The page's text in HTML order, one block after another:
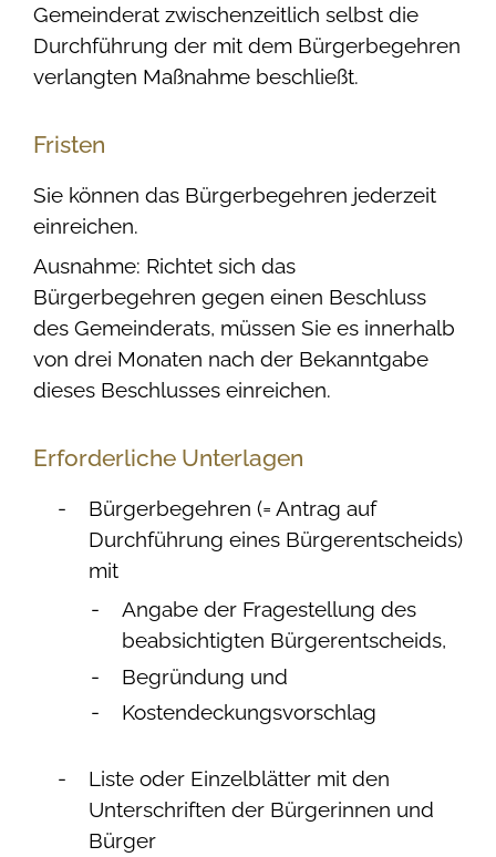
Gemeinderat zwischenzeitlich selbst die
Durchführung der mit dem Bürgerbegehren
verlangten Maßnahme beschließt.
Fristen
Sie können das Bürgerbegehren jederzeit
einreichen.
Ausnahme: Richtet sich das
Bürgerbegehren gegen einen Beschluss
des Gemeinderats, müssen Sie es innerhalb
von drei Monaten nach der Bekanntgabe
dieses Beschlusses einreichen.
Erforderliche Unterlagen
Bürgerbegehren (= Antrag auf
Durchführung eines Bürgerentscheids)
mit
Angabe der Fragestellung des
beabsichtigten Bürgerentscheids,
Begründung und
Kostendeckungsvorschlag
Liste oder Einzelblätter mit den
Unterschriften der Bürgerinnen und
Bürger